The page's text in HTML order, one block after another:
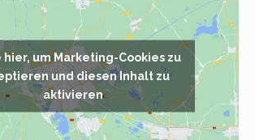
hier, um Marketing-Cookies zu
und diesen Inhalt zu
aktivieren